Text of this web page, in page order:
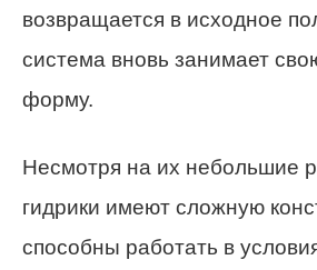
возвращается в исходное
система вновь занимает
форму.
Несмотря на их небольшие
гидрики имеют сложную
способны работать в